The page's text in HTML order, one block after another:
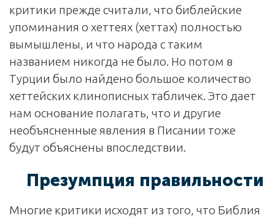
критики прежде считали, что библейские
упоминания о хеттеях (хеттах) полностью
вымышлены, и что народа с таким
названием никогда не было. Но потом в
Турции было найдено большое количество
хеттейских клинописных табличек. Это дает
нам основание полагать, что и другие
необъясненные явления в Писании тоже
будут объяснены впоследствии.
Презумпция правильности
Многие критики исходят из того, что Библия